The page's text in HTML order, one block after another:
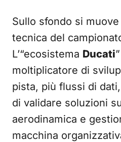
Sullo sfondo si
tecnica del
L’“ecosistema Ducati
moltiplicatore di
pista, più flussi di
di validare soluzioni
aerodinamica e
macchina